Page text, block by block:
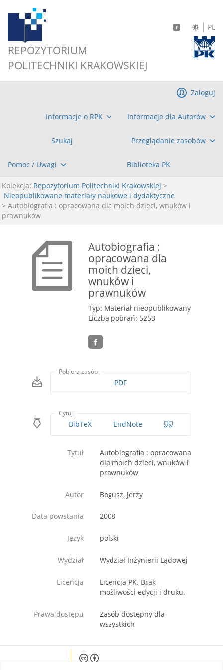
REPOZYTORIUM
POLITECHNIKI KRAKOWSKIEJ
PL
Informacje o RPK Informacje dla Autorów
Szukaj Przeglądanie zasobów
Pomoc / Uwagi Biblioteka PK
Zaloguj
Kolekcja: Repozytorium Politechniki Krakowskiej >
Nieopublikowane materiały naukowe i dydaktyczne
> Autobiografia : opracowana dla moich dzieci, wnuków i
prawnuków
Autobiografia :
opracowana dla
moich dzieci,
wnuków i
prawnuków
Typ: Materiał nieopublikowany
Liczba pobrań: 5253
Pobierz zasób
PDF
Cytuj
BibTeX EndNote
Tytuł
Autobiografia : opracowana
dla moich dzieci, wnuków i
prawnuków
Autor Bogusz, Jerzy
Data powstania 2008
Język polski
Wydział Wydział Inżynierii Lądowej
Licencja
Licencja PK. Brak
możliwości edycji i druku.
Prawa dostępu
Zasób dostępny dla
wszystkich